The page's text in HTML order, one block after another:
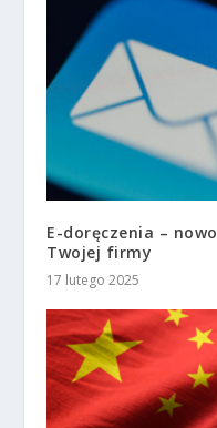
E-doręczenia –
Twojej firmy
17 lutego 2025